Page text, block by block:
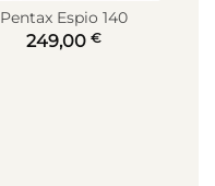
Pentax Espio 140
249,00 €